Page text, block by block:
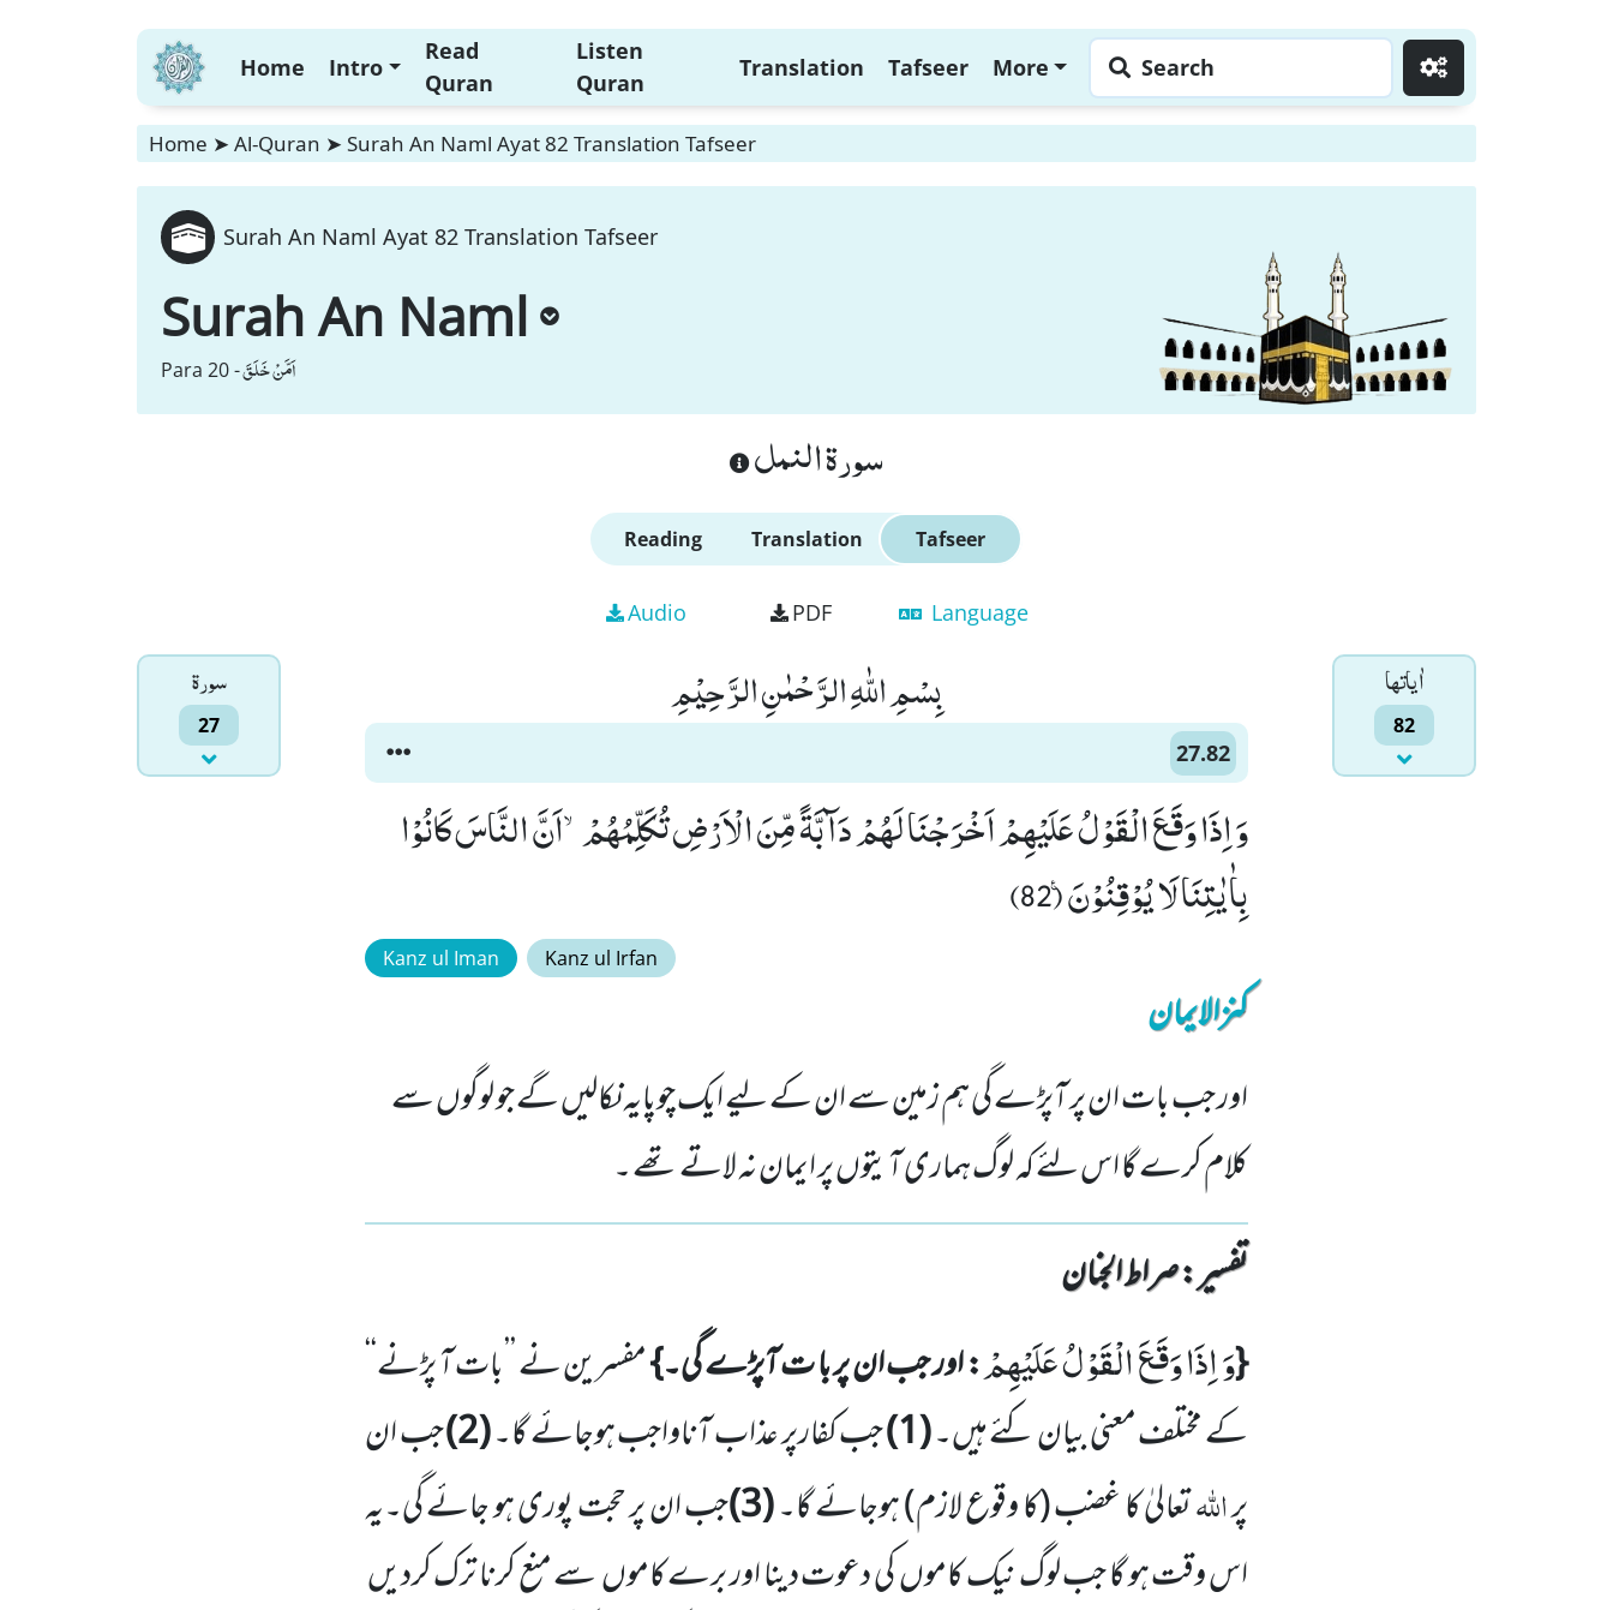
Home Intro
Read
Quran
Listen
Quran
Translation Tafseer More Search
Home ➤ Al-Quran ➤ Surah An Naml Ayat 82 Translation Tafseer
Surah An Naml Ayat 82 Translation Tafseer
Surah An Naml
Para 20 -اَمَّنْ خَلَقَ
سورة النمل
Reading Translation Tafseer
Audio PDF Language
سورۃ
27
اٰياتها
82
بِسْمِ اللّٰهِ الرَّحْمٰنِ الرَّحِیْمِ
27.82
وَ اِذَا وَقَعَ الْقَوْلُ عَلَیْهِمْ اَخْرَجْنَا لَهُمْ دَآبَّةً مِّنَ الْاَرْضِ تُكَلِّمُهُمْۙ-اَنَّ النَّاسَ كَانُوْا
بِاٰیٰتِنَا لَا یُوْقِنُوْنَ۠ (82)
Kanz ul Iman Kanz ul Irfan
کنزالایمان
اور جب بات ان پر آپڑے گی ہم زمین سے ان کے لیے ایک چوپایہ نکالیں گے جو لوگوں سے
کلام کرے گا اس لئے کہ لوگ ہماری آیتوں پر ایمان نہ لاتے تھے ۔
تفسیر : ‎صراط الجنان
{وَ اِذَا وَقَعَ الْقَوْلُ عَلَیْهِمْ: اور جب ان پر با ت آپڑے گی۔}مفسرین نے ’’بات آ پڑنے‘‘
کے مختلف معنی بیان کئے ہیں۔(
1
)جب کفارپر عذاب آناواجب ہوجائے گا۔(
2
)جب ان
پراللہتعالیٰ کا غضب(کا وقوع لازم)ہوجائے گا۔(
3
)جب ان پر حجت پوری ہو جائے گی۔یہ
اس وقت ہو گا جب لوگ نیک کاموںکی دعوت دینا اور برے کاموںسے منع کرنا ترک کردیں